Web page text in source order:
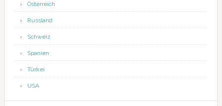
Österreich
Russland
Schweiz
Spanien
Türkei
USA